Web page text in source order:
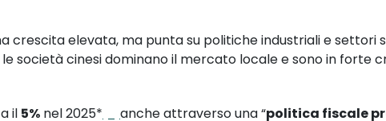
crescita elevata, ma punta su politiche industriali e
società cinesi dominano il mercato locale e sono in forte
il 5% nel 2025* anche attraverso una “politica fiscale